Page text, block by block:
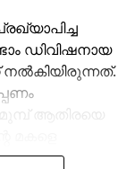
ഡിവിഷനായ
നൽകിയിരുന്നത്.
ആതിരയെ